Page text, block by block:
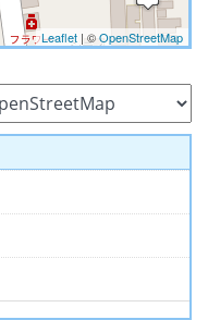
Leaflet | ©OpenStreetMap